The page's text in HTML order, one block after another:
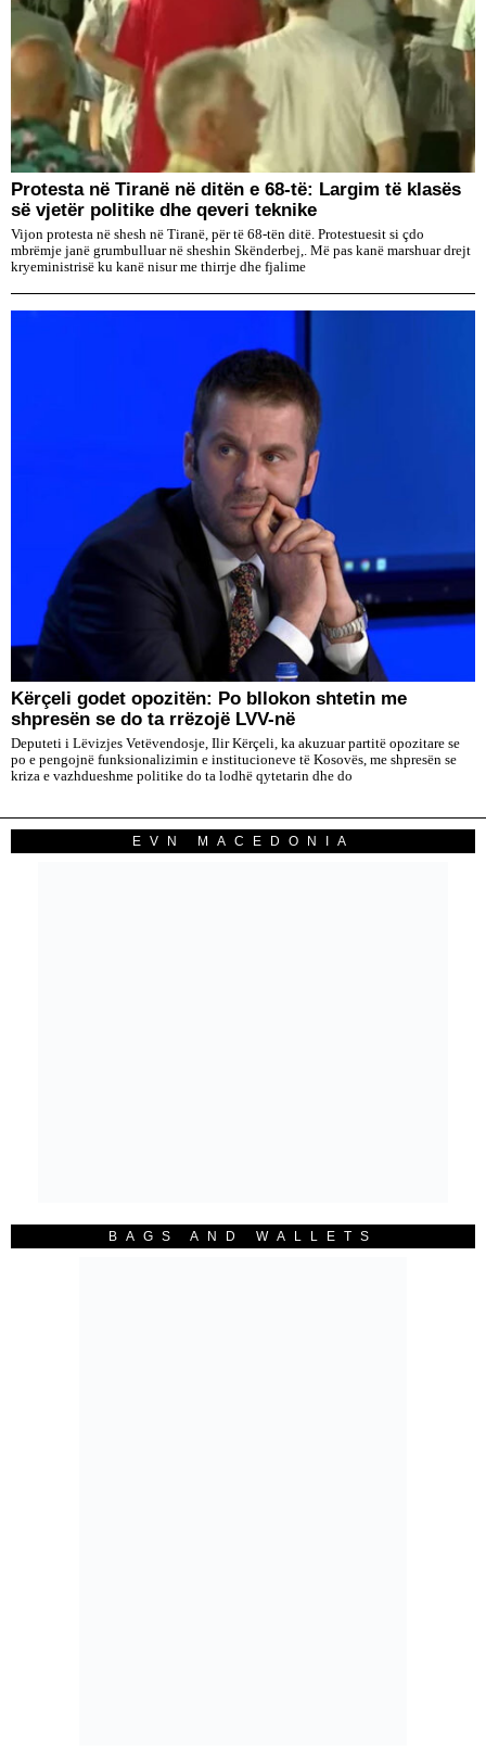
Protesta në Tiranë në ditën e 68-të: Largim të klasës
së vjetër politike dhe qeveri teknike
Vijon protesta në shesh në Tiranë, për të 68-tën ditë. Protestuesit si çdo
mbrëmje janë grumbulluar në sheshin Skënderbej,. Më pas kanë marshuar drejt
kryeministrisë ku kanë nisur me thirrje dhe fjalime
Kërçeli godet opozitën: Po bllokon shtetin me
shpresën se do ta rrëzojë LVV-në
Deputeti i Lëvizjes Vetëvendosje, Ilir Kërçeli, ka akuzuar partitë opozitare se
po e pengojnë funksionalizimin e institucioneve të Kosovës, me shpresën se
kriza e vazhdueshme politike do ta lodhë qytetarin dhe do
EVN MACEDONIA
BAGS AND WALLETS